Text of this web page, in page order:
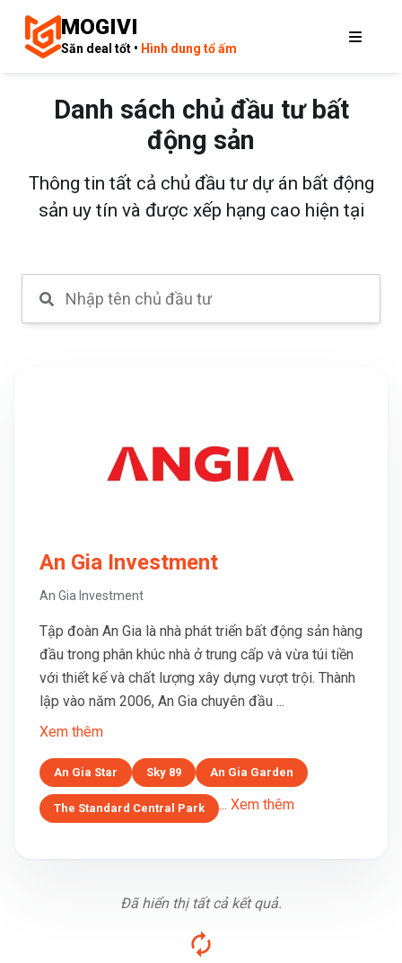
MOGIVI
Săn deal tốt • Hình dung tổ ấm
Danh sách chủ đầu tư bất
động sản
Thông tin tất cả chủ đầu tư dự án bất động
sản uy tín và được xếp hạng cao hiện tại
An Gia Investment
An Gia Investment
Tập đoàn An Gia là nhà phát triển bất động sản hàng
đầu trong phân khúc nhà ở trung cấp và vừa túi tiền
với thiết kế và chất lượng xây dựng vượt trội. Thành
lập vào năm 2006, An Gia chuyên đầu ...
Xem thêm
An Gia Star Sky 89 An Gia Garden
The Standard Central Park ... Xem thêm
Đã hiển thị tất cả kết quả.